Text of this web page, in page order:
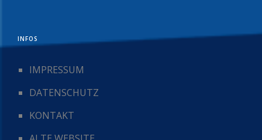
INFOS
IMPRESSUM
DATENSCHUTZ
KONTAKT